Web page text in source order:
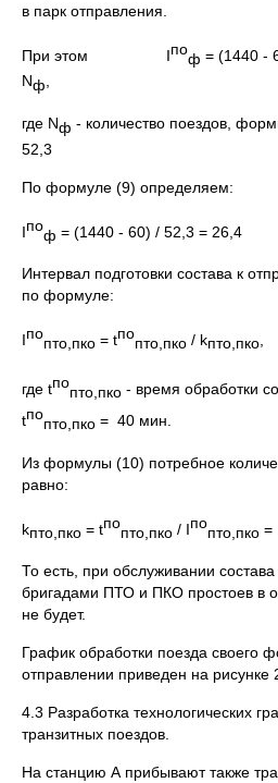
в парк отправления.
При этом Iпо
ф = (1440 -
Nф , ( 9
где Nф - количество поездов,
52,3
По формуле (9) определяем:
Iпо
ф = (1440 - 60) / 52,3 = 26,4
Интервал подготовки состава к
по формуле:
Iпо
пто,пко = tпо
пто,пко / kпто,пко
где tпо
пто,пко - время обработки
tпо
пто,пко = 40 мин.
Из формулы (10) потребное
равно:
kпто,пко = tпо
пто,пко / Iпо
пто,пко =
То есть, при обслуживании
бригадами ПТО и ПКО простоев в
не будет.
График обработки поезда своего
отправлении приведен на рисунке
4.3 Разработка технологических
транзитных поездов.
На станцию А прибывают также